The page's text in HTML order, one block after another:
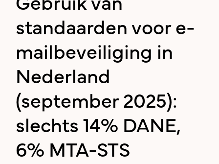
standaarden voor e-
mailbeveiliging in
Nederland
(september 2025):
slechts 14% DANE,
6% MTA-STS